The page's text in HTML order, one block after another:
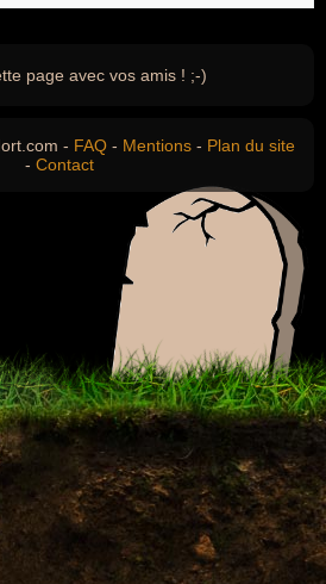
page avec vos amis ! ;-)
- FAQ - Mentions - Plan du site
- Contact